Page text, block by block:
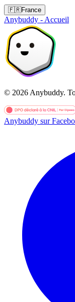
🇫🇷France
Anybuddy - Accueil
© 2026 Anybuddy.
Anybuddy sur